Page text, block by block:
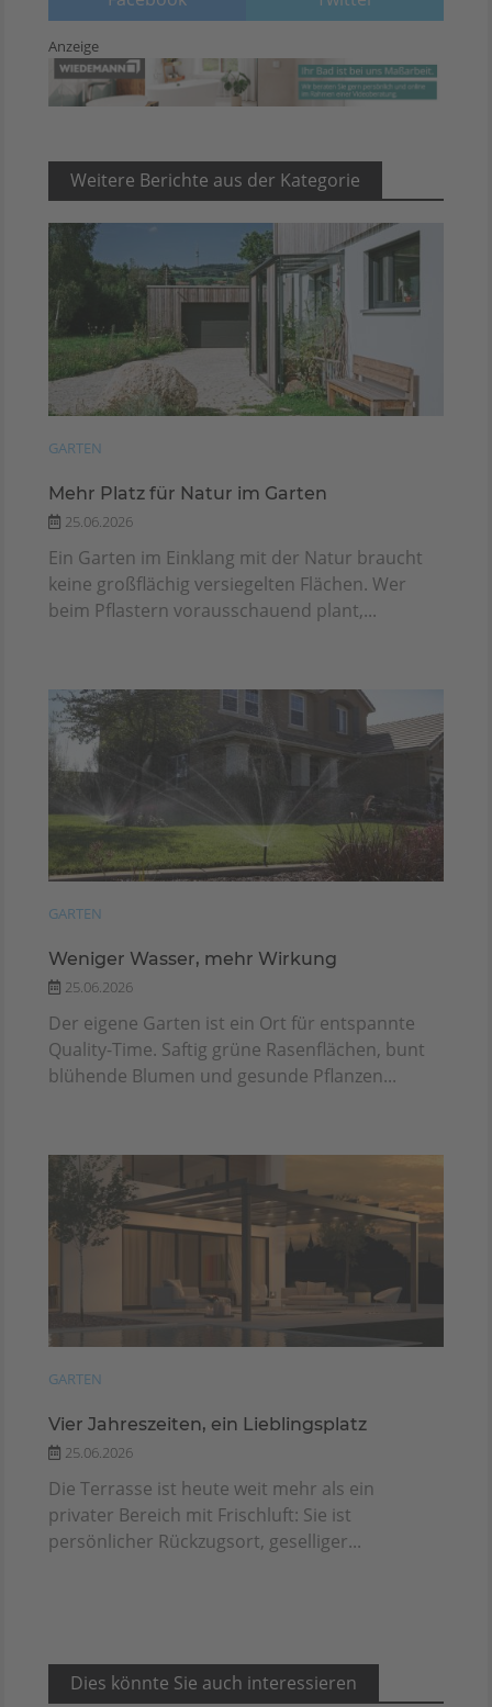
Anzeige
Weitere Berichte aus der Kategorie
GARTEN
Mehr Platz für Natur im Garten
25.06.2026
Ein Garten im Einklang mit der Natur braucht
keine großflächig versiegelten Flächen. Wer
beim Pflastern vorausschauend plant,...
GARTEN
Weniger Wasser, mehr Wirkung
25.06.2026
Der eigene Garten ist ein Ort für entspannte
Quality-Time. Saftig grüne Rasenflächen, bunt
blühende Blumen und gesunde Pflanzen...
GARTEN
Vier Jahreszeiten, ein Lieblingsplatz
25.06.2026
Die Terrasse ist heute weit mehr als ein
privater Bereich mit Frischluft: Sie ist
persönlicher Rückzugsort, geselliger...
Dies könnte Sie auch interessieren